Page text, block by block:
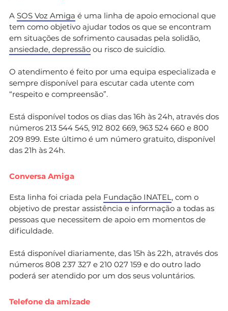
A SOS Voz Amiga é uma linha de apoio emocional que
tem como objetivo ajudar todos os que se encontram
em situações de sofrimento causadas pela solidão,
ansiedade, depressão ou risco de suicídio.
O atendimento é feito por uma equipa especializada e
sempre disponível para escutar cada utente com
“respeito e compreensão”.
Está disponível todos os dias das 16h às 24h, através dos
números 213 544 545, 912 802 669, 963 524 660 e 800
209 899. Este último é um número gratuito, disponível
das 21h às 24h.
Conversa Amiga
Esta linha foi criada pela Fundação INATEL , com o
objetivo de prestar assistência e informação a todas as
pessoas que necessitem de apoio em momentos de
dificuldade.
Está disponível diariamente, das 15h às 22h, através dos
números 808 237 327 e 210 027 159 e do outro lado
poderá ser atendido por um dos seus voluntários.
Telefone da amizade